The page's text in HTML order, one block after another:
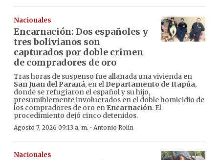
Nacionales
Encarnación: Dos españoles y
tres bolivianos son
capturados por doble crimen
de compradores de oro
Tras horas de suspenso fue allanada una vivienda en
San Juan del Paraná, en el Departamento de Itapúa,
donde se refugiaron el español y su hijo,
presumiblemente involucrados en el doble homicidio de
los compradores de oro en Encarnación. El
procedimiento dejó cinco detenidos.
Agosto 7, 2026 09:13 a. m. · Antonio Rolín
Nacionales